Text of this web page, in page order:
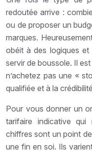
redoutée arrive :
ou de proposer un
marques.
obéit à des logiques et
servir de boussole. Il
n’achetez pas une «
qualifiée et à la
Pour vous donner un
tarifaire indicative
chiffres sont un point
une fin en soi. Ils